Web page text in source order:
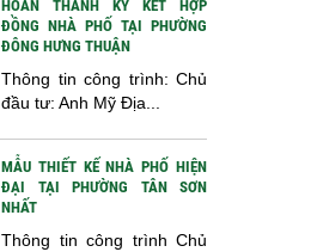
HOÀN THÀNH KÝ KẾT HỢP
ĐỒNG NHÀ PHỐ TẠI PHƯỜNG
ĐÔNG HƯNG THUẬN
Thông tin công trình: Chủ
đầu tư: Anh Mỹ Địa...
MẪU THIẾT KẾ NHÀ PHỐ HIỆN
ĐẠI TẠI PHƯỜNG TÂN SƠN
NHẤT
Thông tin công trình Chủ